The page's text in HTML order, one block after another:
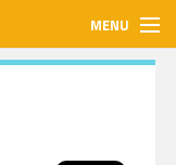
MENU